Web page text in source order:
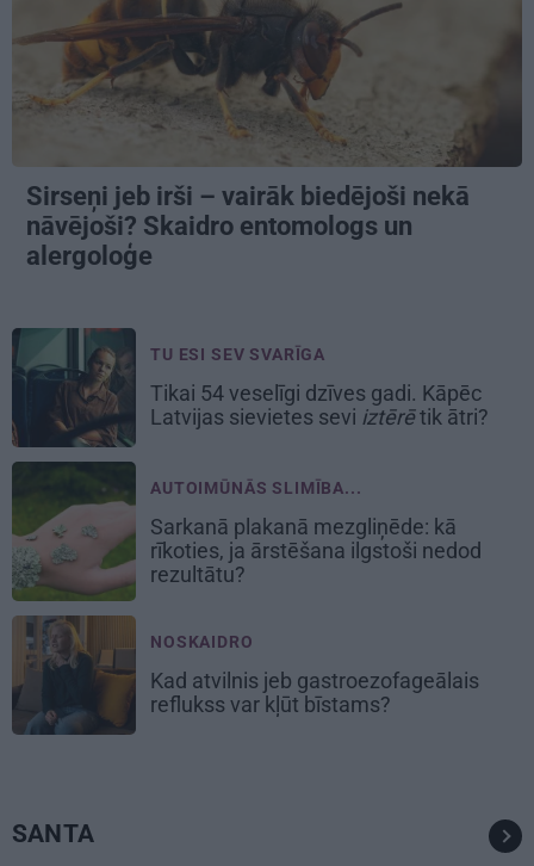
Sirseņi jeb irši – vairāk biedējoši nekā
nāvējoši? Skaidro entomologs un
alergoloģe
TU ESI SEV SVARĪGA
Tikai 54 veselīgi dzīves gadi. Kāpēc
Latvijas sievietes sevi iztērētik ātri?
AUTOIMŪNĀS SLIMĪBA...
Sarkanā plakanā mezgliņēde: kā
rīkoties, ja ārstēšana ilgstoši nedod
rezultātu?
NOSKAIDRO
Kad atvilnis jeb gastroezofageālais
reflukss var kļūt bīstams?
SANTA